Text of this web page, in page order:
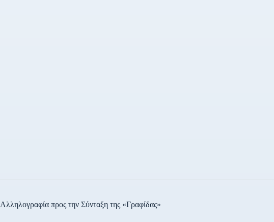
Αλληλογραφία προς την Σύνταξη της «Γραφίδας»